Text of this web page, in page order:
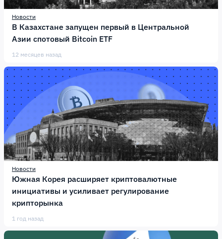
Новости
В Казахстане запущен первый в Центральной
Азии спотовый Bitcoin ETF
12 месяцев назад
Новости
Южная Корея расширяет криптовалютные
инициативы и усиливает регулирование
крипторынка
1 год назад